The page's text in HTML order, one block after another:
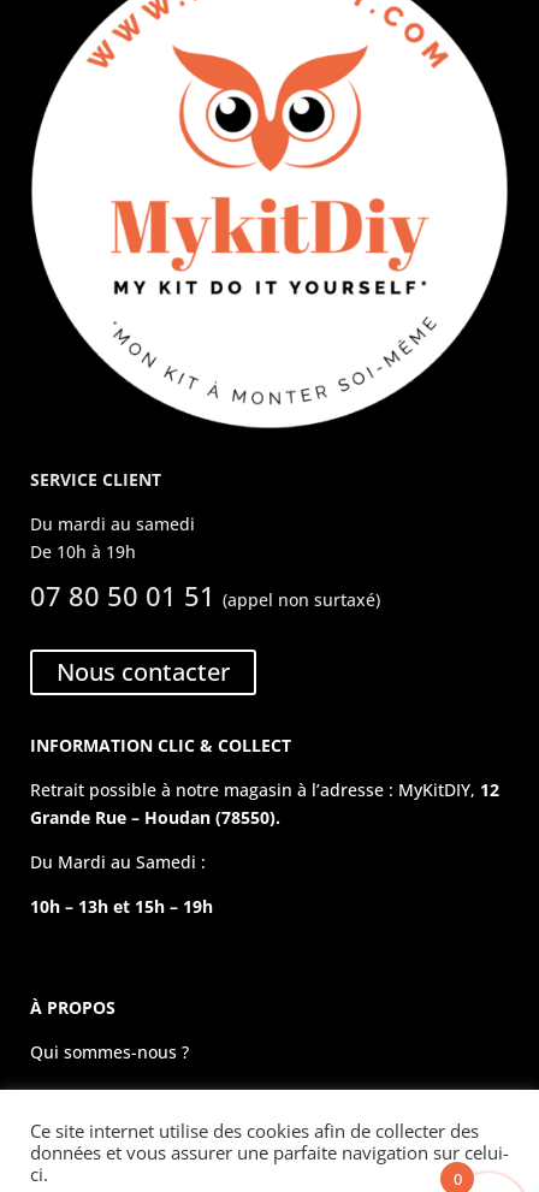
SERVICE CLIENT
Du mardi au samedi
De 10h à 19h
07 80 50 01 51(appel non surtaxé)
Nous contacter
INFORMATION CLIC & COLLECT
Retrait possible à notre magasin à l’adresse : MyKitDIY, 12
Grande Rue – Houdan (78550).
Du Mardi au Samedi :
10h – 13h et 15h – 19h
À PROPOS
Qui sommes-nous ?
La boutique physique
Évènements
Mentions légales
Ce site internet utilise des cookies afin de collecter des
données et vous assurer une parfaite navigation sur celui-
ci.
0